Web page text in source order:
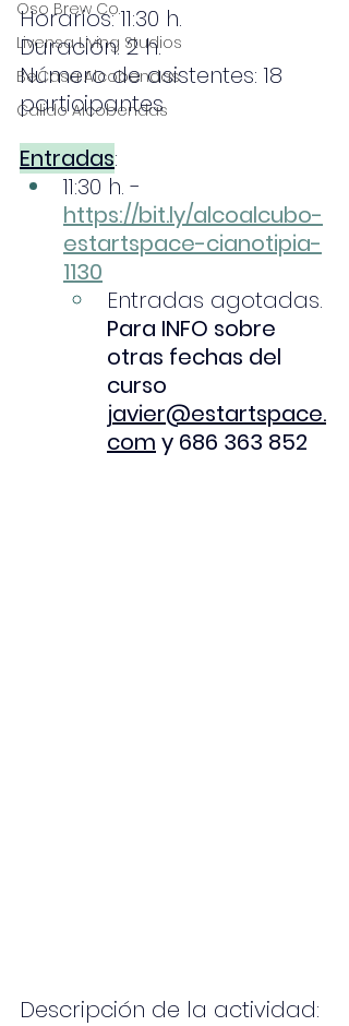
Oso Brew Co.
Livensa Living Studios
BeCasa Alcobendas
Calido Alcobendas
Horarios: 11:30 h.
Duración: 2 h.
Número de asistentes: 18
participantes
Entradas:
11:30 h. -
https://bit.ly/alcoalcubo-
estartspace-cianotipia-
1130
Entradas agotadas.
Para INFO sobre
otras fechas del
curso
javier@estartspace.
com y 686 363 852
Descripción de la actividad: